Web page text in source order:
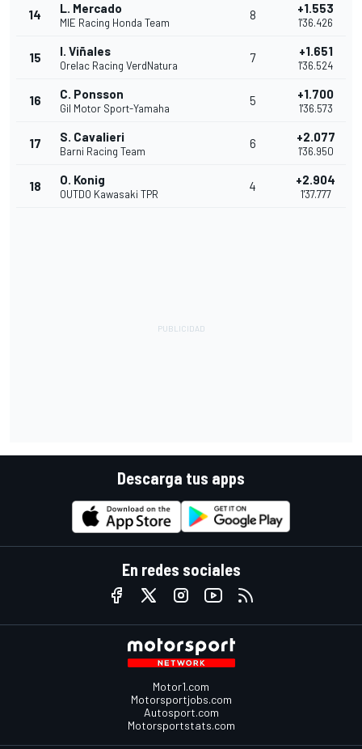
14 L. Mercado
MIE Racing Honda Team
8 +1.553
1'36.426
15 I. Viñales
Orelac Racing VerdNatura
7 +1.651
1'36.524
16 C. Ponsson
Gil Motor Sport-Yamaha
5 +1.700
1'36.573
17 S. Cavalieri
Barni Racing Team
6 +2.077
1'36.950
18 O. Konig
OUTDO Kawasaki TPR
4 +2.904
1'37.777
Descarga tus apps
En redes sociales
Motor1.com
Motorsportjobs.com
Autosport.com
Motorsportstats.com